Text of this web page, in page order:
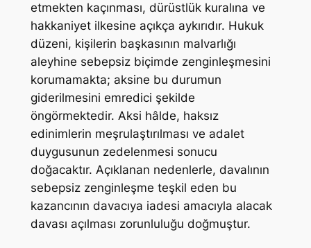
etmekten kaçınması, dürüstlük kuralına ve
hakkaniyet ilkesine açıkça aykırıdır. Hukuk
düzeni, kişilerin başkasının malvarlığı
aleyhine sebepsiz biçimde zenginleşmesini
korumamakta; aksine bu durumun
giderilmesini emredici şekilde
öngörmektedir. Aksi hâlde, haksız
edinimlerin meşrulaştırılması ve adalet
duygusunun zedelenmesi sonucu
doğacaktır. Açıklanan nedenlerle, davalının
sebepsiz zenginleşme teşkil eden bu
kazancının davacıya iadesi amacıyla alacak
davası açılması zorunluluğu doğmuştur.